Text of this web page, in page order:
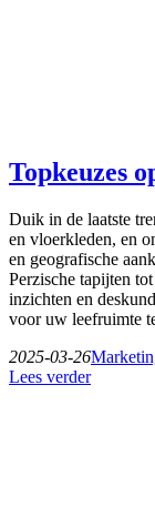
Topkeuzes
Duik in de laatste
en vloerkleden, en
en geografische
Perzische tapijten
inzichten en
voor uw leefruimte
2025-03-26
Lees verder